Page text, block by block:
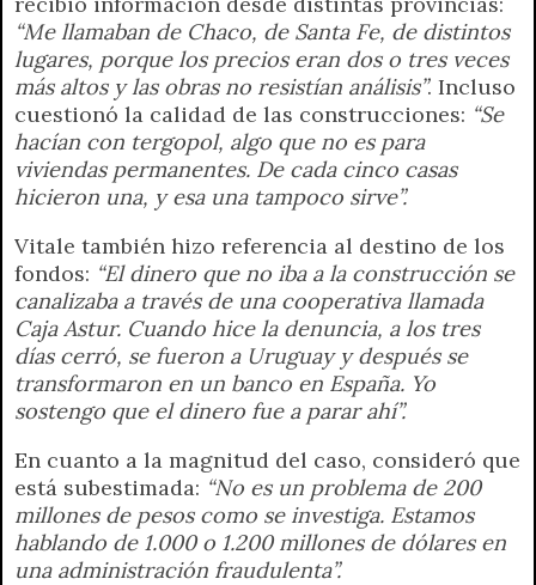
“Me llamaban de Chaco, de Santa Fe, de distintos
lugares, porque los precios eran dos o tres veces
más altos y las obras no resistían análisis”. Incluso
cuestionó la calidad de las construcciones: “Se
hacían con tergopol, algo que no es para
viviendas permanentes. De cada cinco casas
hicieron una, y esa una tampoco sirve”.
Vitale también hizo referencia al destino de los
fondos: “El dinero que no iba a la construcción se
canalizaba a través de una cooperativa llamada
Caja Astur. Cuando hice la denuncia, a los tres
días cerró, se fueron a Uruguay y después se
transformaron en un banco en España. Yo
sostengo que el dinero fue a parar ahí”.
En cuanto a la magnitud del caso, consideró que
está subestimada: “No es un problema de 200
millones de pesos como se investiga. Estamos
hablando de 1.000 o 1.200 millones de dólares en
una administración fraudulenta”.